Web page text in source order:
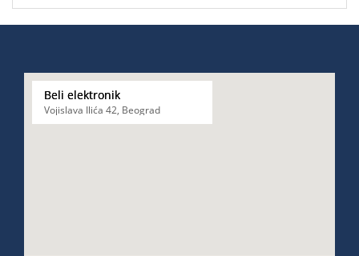
Beli elektronik
Vojislava Ilića 42, Beograd